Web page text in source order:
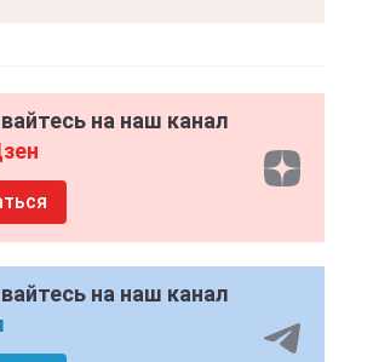
на наш канал
на наш канал